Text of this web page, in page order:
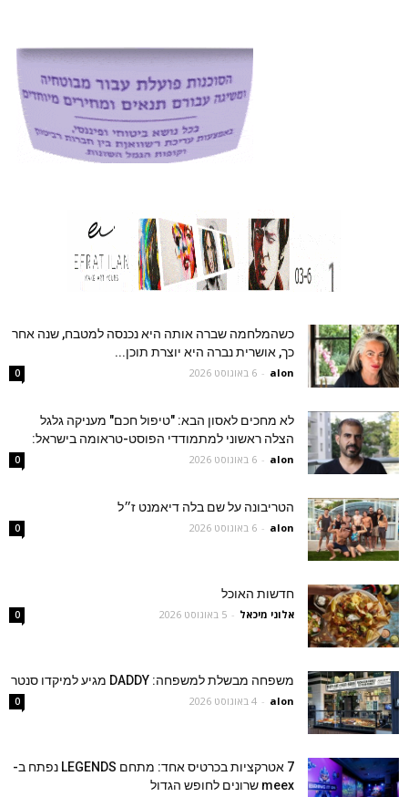
כשהמלחמה שברה אותה היא נכנסה למטבח, שנה אחר
כך, אושרית נברה היא יוצרת תוכן...
alon
- 6 באוגוסט 2026 0
לא מחכים לאסון הבא: "טיפול חכם" מעניקה גלגל
הצלה ראשוני למתמודדי הפוסט-טראומה בישראל:
alon
- 6 באוגוסט 2026 0
הטריבונה על שם בלה דיאמנט ז״ל
alon
- 6 באוגוסט 2026 0
חדשות האוכל
אלוני מיכאל - 5 באוגוסט 2026 0
משפחה מבשלת למשפחה: DADDY מגיע למיקדו סנטר
alon
- 4 באוגוסט 2026 0
7 אטרקציות בכרטיס אחד: מתחם LEGENDS נפתח ב-
meex שרונים לחופש הגדול